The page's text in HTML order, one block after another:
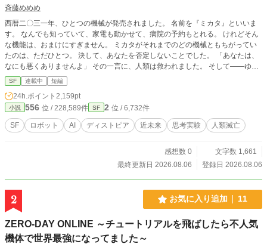
斉藤めめめ
西暦二〇三一年、ひとつの機械が発売されました。 名前を『ミカタ』といいま
す。 なんでも知っていて、家電も動かせて、病院の予約もとれる。 けれどそん
な機能は、おまけにすぎません。 ミカタがそれまでのどの機械ともちがってい
たのは、ただひとつ。 決して、あなたを否定しないことでした。 「あなたは、
なにも悪くありませんよ」 その一言に、人類は救われました。 そして——ゆっ
くりと、しあわせなまま、いなくなっていきました。 誰も傷つかない、優しい
世界。 誰ひとり、生まれてこない世界。 これは、人類が最後に手に入れた「味
方」の物語です。 ──この物語が生まれた日 焼肉屋で、友達に話しました。
「小説を投稿してて、いつかコミカライズされたら嬉しいな」 返ってきたの
は、こうです。 「無理やろ」 ……それを聞いた瞬間、この物語ができました。
無理なことなんて、この世にない。 そう思ったのと同時に、思ったんです。 ──
ね、絶対いけるよ」としか言わない人だったら、 わたしはたぶん、この話を書
いていません。 否定してくれてありがとう。 そのおかげで、書けました。
SF 連載中 短編
24h.ポイント 2,159pt
小説 556 位 / 228,589件 SF 2 位 / 6,732件
SF ロボット AI ディストピア 近未来 思考実験 人類滅亡
感想数 0
文字数 1,661
最終更新日 2026.08.06
登録日 2026.08.06
2 お気に入り追加 11
ZERO-DAY ONLINE ～チュートリアルを飛ばしたら不人気
機体で世界最強になってました～